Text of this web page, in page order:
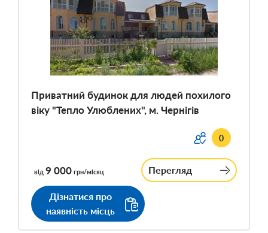
Приватний будинок для людей похилого
віку "Тепло Улюблених", м. Чернігів
0
від 9 000 грн/місяц Перегляд
Дізнатися про
наявність місць